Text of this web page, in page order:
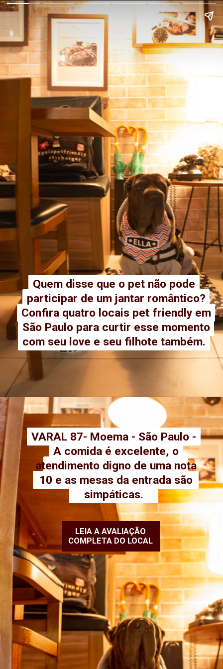
Quem disse que o pet não pode
participar de um jantar romântico?
Confira quatro locais pet friendly em
São Paulo para curtir esse momento
com seu love e seu filhote também.
Quem disse que o pet não pode
participar de um jantar romântico?
Confira quatro locais pet friendly em
São Paulo para curtir esse momento
com seu love e seu filhote também.
VARAL 87- Moema - São Paulo -
A comida é excelente, o
atendimento digno de uma
nota 10 e as mesas da entrada
são simpáticas.
VARAL 87- Moema - São Paulo -
A comida é excelente, o
atendimento digno de uma nota
10 e as mesas da entrada são
simpáticas.
LEIA A AVALIAÇÃO
COMPLETA DO LOCAL